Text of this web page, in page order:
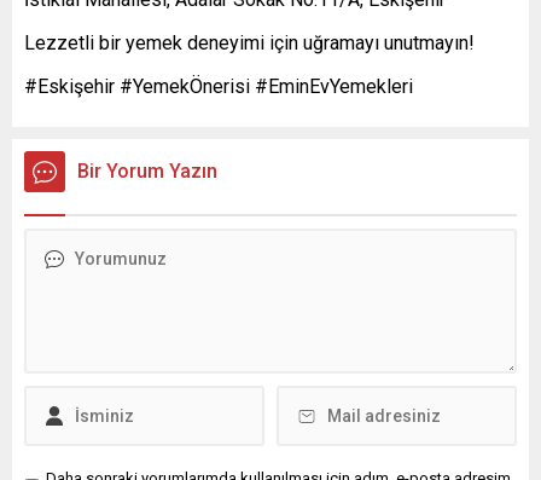
Lezzetli bir yemek deneyimi için uğramayı unutmayın!
#Eskişehir #YemekÖnerisi #EminEvYemekleri
Bir Yorum Yazın